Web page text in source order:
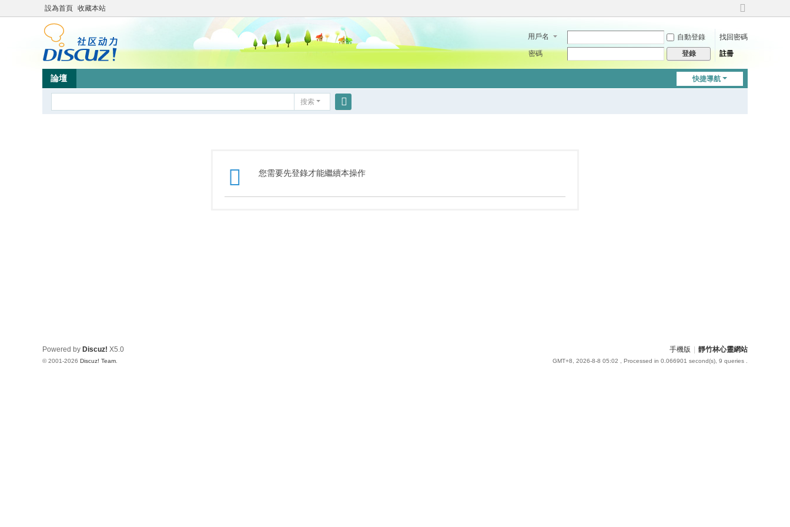
設為首頁 收藏本站
切
到
用戶名 自動登錄
找回密碼
密碼
登錄 註冊
快捷導航
論壇
搜索
您需要先登錄才能繼續本操作
手機版 靜竹林心靈網站
GMT+8, 2026-8-8 05:02 , Processed in 0.066901 second(s), 9 queries .
Powered by Discuz! X5.0
© 2001-2026 Discuz! Team